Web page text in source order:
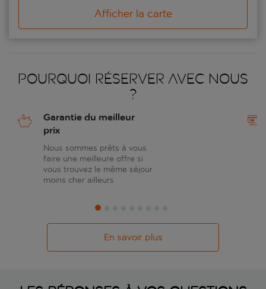
Afficher la carte
Pourquoi réserver avec nous
?
Garantie du meilleur
prix
Nous sommes prêts à vous
faire une meilleure offre si
vous trouvez le même séjour
moins cher ailleurs
En savoir plus